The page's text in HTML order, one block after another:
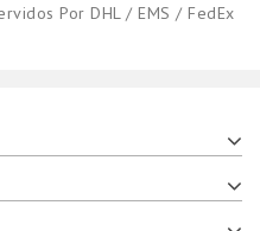
Por DHL / EMS / FedEx